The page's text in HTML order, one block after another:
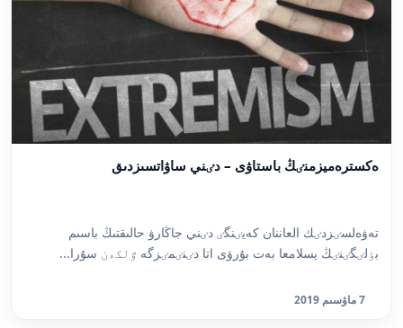
ەكسترەميزمنٸڭ باستاۋى – دٸني ساۋاتسىزدىق
تەۋەلسٸزدٸك العاننان كەيٸنگٸ دٸني جاڭارۋ حالىقتىڭ باسىم
بٶلٸگٸنٸڭ يسلامعا بەت بۇرۋى اتا دٸنٸمٸزگە ٷلكەن سۇرا...
7 ماۋسىم 2019